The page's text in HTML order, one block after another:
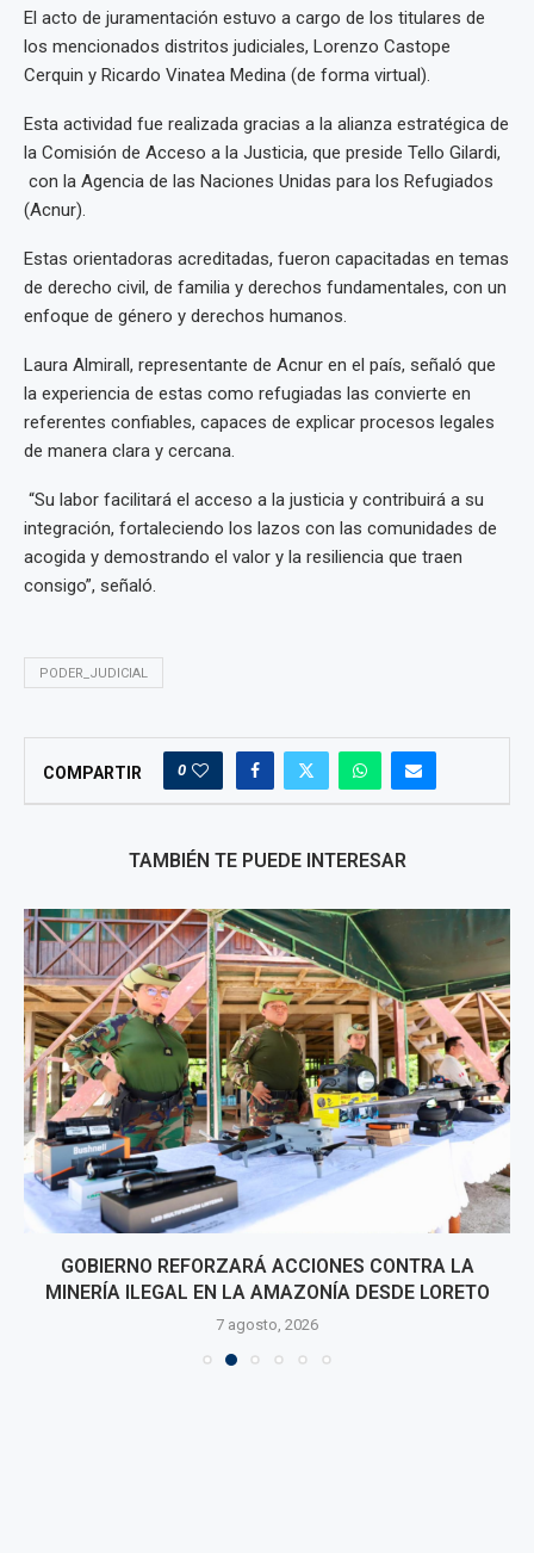
El acto de juramentación estuvo a cargo de los titulares de
los mencionados distritos judiciales, Lorenzo Castope
Cerquin y Ricardo Vinatea Medina (de forma virtual).
Esta actividad fue realizada gracias a la alianza estratégica de
la Comisión de Acceso a la Justicia, que preside Tello Gilardi,
con la Agencia de las Naciones Unidas para los Refugiados
(Acnur).
Estas orientadoras acreditadas, fueron capacitadas en temas
de derecho civil, de familia y derechos fundamentales, con un
enfoque de género y derechos humanos.
Laura Almirall, representante de Acnur en el país, señaló que
la experiencia de estas como refugiadas las convierte en
referentes confiables, capaces de explicar procesos legales
de manera clara y cercana.
“Su labor facilitará el acceso a la justicia y contribuirá a su
integración, fortaleciendo los lazos con las comunidades de
acogida y demostrando el valor y la resiliencia que traen
consigo”, señaló.
PODER_JUDICIAL
COMPARTIR 0
TAMBIÉN TE PUEDE INTERESAR
GOBIERNO REFORZARÁ ACCIONES CONTRA LA
MINERÍA ILEGAL EN LA AMAZONÍA DESDE LORETO
7 agosto, 2026